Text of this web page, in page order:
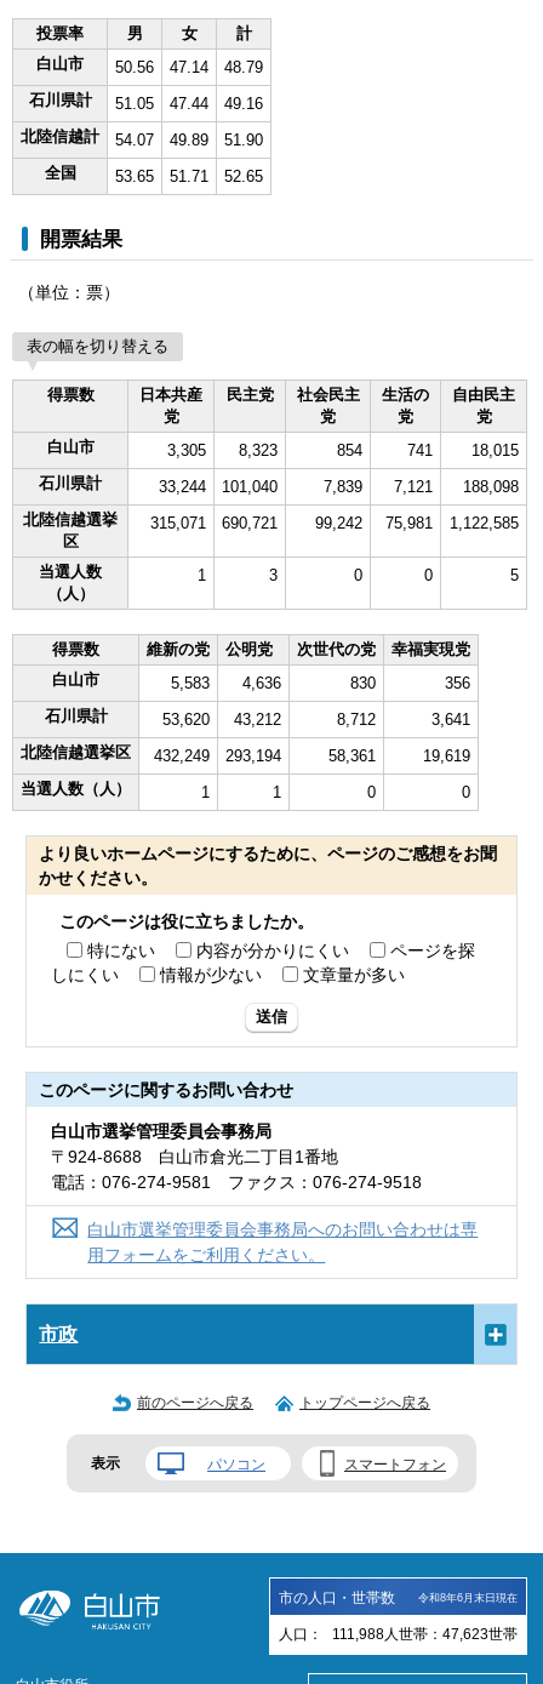
投票率 男 女
計
白山市
50.56 47.14
48.79
石川県計
51.05 47.44
49.16
北陸信越計
54.07 49.89
51.90
全国
53.65 51.71 52.65
開票結果
（単位：票）
表の幅を切り替える
得票数
日本共産
党
民主党
社会民主
党
生活の
党
自由民主
党
白山市
3,305 8,323 854 741
18,015
石川県計
33,244 101,040 7,839 7,121
188,098
北陸信越選挙
区
315,071 690,721 99,242 75,981 1,122,585
当選人数
（人）
1 3 0 0 5
得票数 維新の党 公明党 次世代の党
幸福実現党
白山市
5,583 4,636 830
356
石川県計
53,620 43,212 8,712
3,641
北陸信越選挙区
432,249 293,194 58,361
19,619
当選人数（人）
1 1 0 0
より良いホームページにするために、ページのご感想をお聞
かせください。
このページは役に立ちましたか。
特にない
内容が分かりにくい
ページを探
しにくい
情報が少ない 文章量が多い
送信
このページに関するお問い合わせ
白山市選挙管理委員会事務局
〒924-8688 白山市倉光二丁目1番地
電話：076-274-9581 ファクス：076-274-9518
白山市選挙管理委員会事務局へのお問い合わせは専
用フォームをご利用ください。
市政
前のページへ戻る トップページへ戻る
表示 パソコン スマートフォン
市の人口・世帯数 令和8年6月末日現在
人口： 111,988 人 世帯： 47,623世帯